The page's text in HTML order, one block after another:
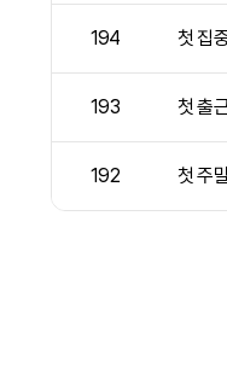
194 첫 집
193 첫 출
192 첫 주